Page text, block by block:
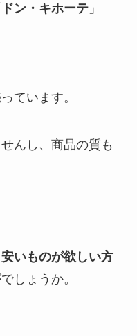
ドン・キホーテ」
ています。
んし、商品の質も
いものが欲しい方
しょうか。